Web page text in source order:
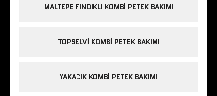
MALTEPE FINDIKLI KOMBI PETEK BAKIMI
TOPSELVI KOMBI PETEK BAKIMI
YAKACIK KOMBI PETEK BAKIMI